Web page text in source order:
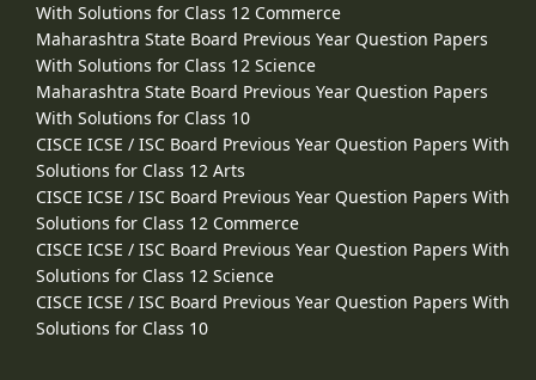
With Solutions for Class 12 Commerce
Maharashtra State Board Previous Year Question Papers
With Solutions for Class 12 Science
Maharashtra State Board Previous Year Question Papers
With Solutions for Class 10
CISCE ICSE / ISC Board Previous Year Question Papers With
Solutions for Class 12 Arts
CISCE ICSE / ISC Board Previous Year Question Papers With
Solutions for Class 12 Commerce
CISCE ICSE / ISC Board Previous Year Question Papers With
Solutions for Class 12 Science
CISCE ICSE / ISC Board Previous Year Question Papers With
Solutions for Class 10